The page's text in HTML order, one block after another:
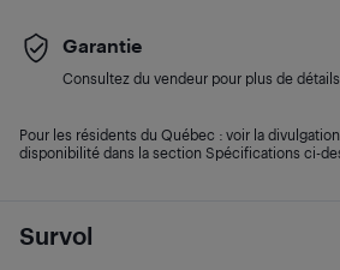
Survol
Garantie
Consultez du vendeur pour plus de détails.
Pour les résidents du Québec : voir la
disponibilité dans la section Spécifications ci-